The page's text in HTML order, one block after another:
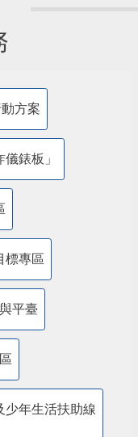
方案
錶板」
標專區
平臺
少年生活扶助線